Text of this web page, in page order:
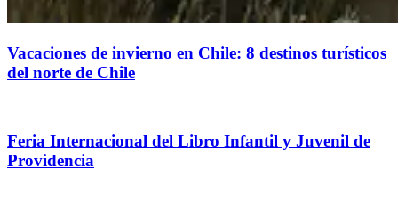
Vacaciones de invierno en Chile: 8 destinos turísticos
del norte de Chile
Feria Internacional del Libro Infantil y Juvenil de
Providencia